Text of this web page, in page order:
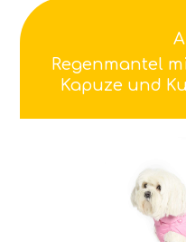
Regenmantel
Kapuze und